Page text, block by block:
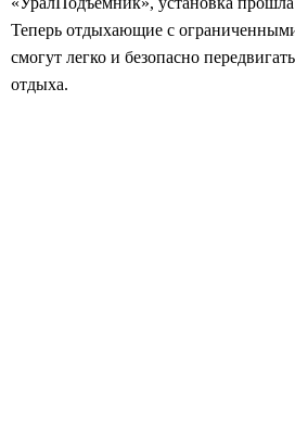
Теперь отдыхающие с
смогут легко и безопасно
отдыха.